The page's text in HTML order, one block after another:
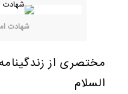
شهادت
مختصری از
السلام